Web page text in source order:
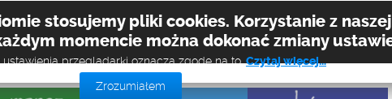
stosujemy pliki cookies. Korzystanie z
momencie można dokonać zmiany
ustawienia przeglądarki oznacza zgodę na to.Czytaj więcej…
Zrozumiałem